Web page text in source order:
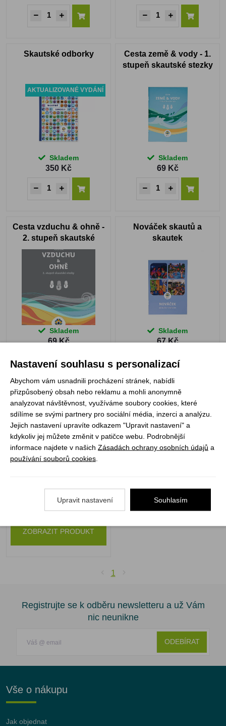
Skautské odborky
AKTUALIZOVANÉ VYDÁNÍ
Skladem
350 Kč
Cesta země & vody - 1.
stupeň skautské stezky
Skladem
69 Kč
Cesta vzduchu & ohně -
2. stupeň skautské
stezky
Skladem
69 Kč
Nováček skautů a
skautek
Skladem
67 Kč
Nováček vodácký
Není skladem
47 Kč
ZOBRAZIT PRODUKT
1
Registrujte se k odběru newsletteru a už Vám
nic neunikne
ODEBÍRAT
Vše o nákupu
Jak objednat
Nastavení souhlasu s personalizací
Abychom vám usnadnili procházení stránek, nabídli
přizpůsobený obsah nebo reklamu a mohli anonymně
analyzovat návštěvnost, využíváme soubory cookies, které
sdílíme se svými partnery pro sociální média, inzerci a analýzu.
Jejich nastavení upravíte odkazem "Upravit nastavení" a
kdykoliv jej můžete změnit v patičce webu. Podrobnější
informace najdete v našich Zásadách ochrany osobních údajů a
používání souborů cookies
Upravit nastavení Souhlasím